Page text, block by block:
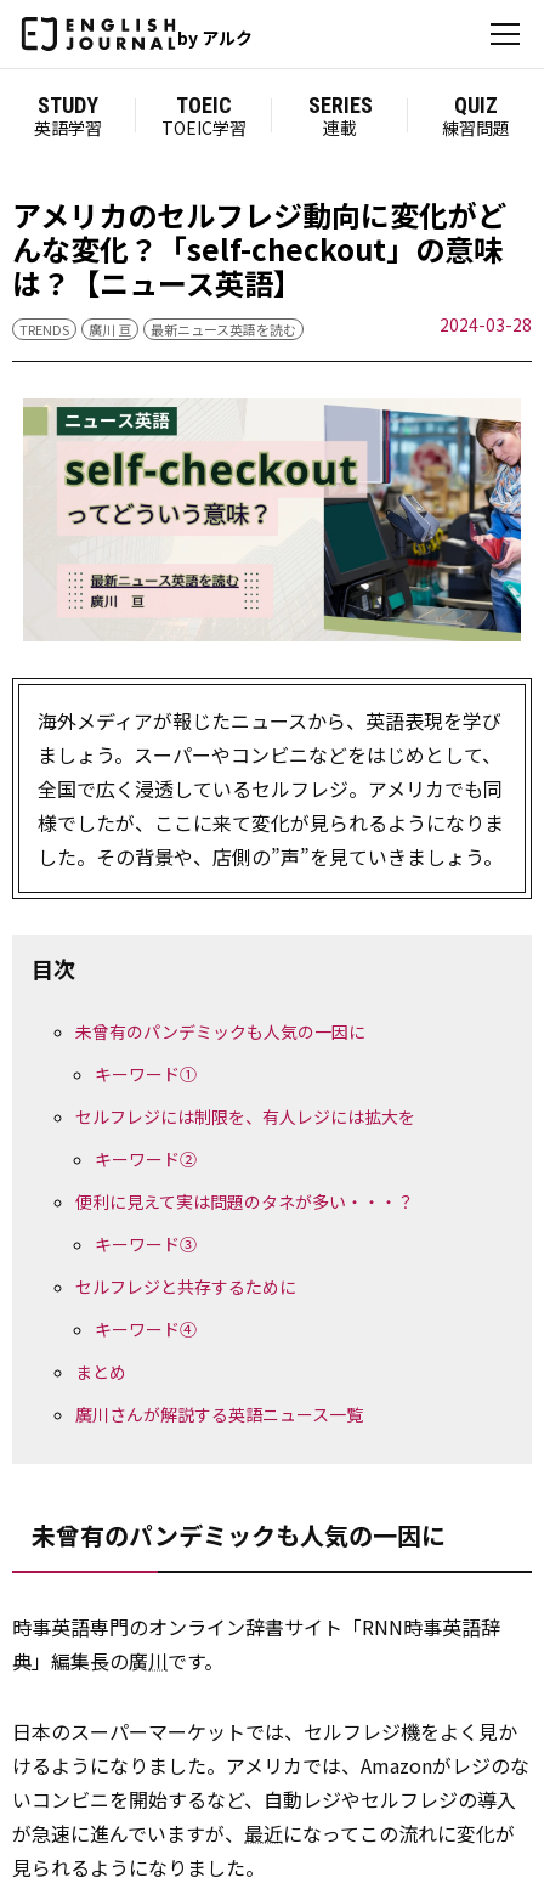
by アルク
STUDY
英語学習
TOEIC
TOEIC学習
SERIES
連載
QUIZ
練習問題
アメリカのセルフレジ動向に変化が――ど
んな変化？「self-checkout」の意味
は？【ニュース英語】
TRENDS 廣川 亘 最新ニュース英語を読む 2024-03-28
海外メディアが報じたニュースから、英語表現を学び
ましょう。スーパーやコンビニなどをはじめとして、
全国で広く浸透しているセルフレジ。アメリカでも同
様でしたが、ここに来て変化が見られるようになりま
した。その背景や、店側の”声”を見ていきましょう。
目次
未曾有のパンデミックも人気の一因に
キーワード①
セルフレジには制限を、有人レジには拡大を
キーワード②
便利に見えて実は問題のタネが多い・・・？
キーワード③
セルフレジと共存するために
キーワード④
まとめ
廣川さんが解説する英語ニュース一覧
未曾有のパンデミックも人気の一因に
時事英語専門のオンライン辞書サイト「RNN時事英語辞
典」編集長の廣川です。
日本のスーパーマーケットでは、セルフレジ機をよく見か
けるようになりました。アメリカでは、Amazonがレジのな
いコンビニを開始するなど、自動レジやセルフレジの導入
が急速に進んでいますが、 最近になってこの流れに変化が
見られるようになりました。